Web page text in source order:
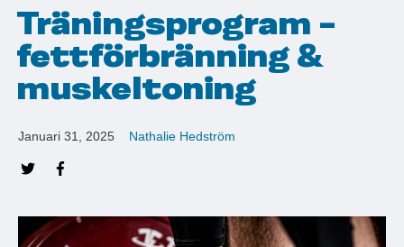
Träningsprogram -
fettförbränning &
muskeltoning
Januari 31, 2025 Nathalie Hedström